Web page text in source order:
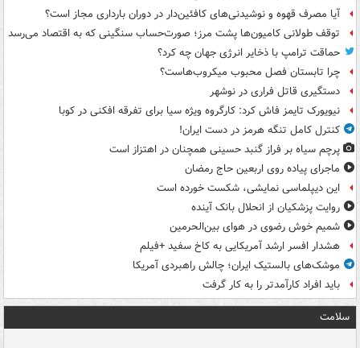
آیا مصرف قهوه و نوشیدنی‌های کافئین‌دار در دوران بارداری مجاز است؟
توقف طولانی کامیون‌ها پشت مرز؛ صورت‌حساب سنگینی که به اقتصاد می‌رسد
حماقت ترامپ با ذخایر انرژی جهان چه کرد؟
چرا تابستان فصل محبوب میکروب‌هاست؟
دستگیری قاتل فراری در نوشهر
نیویورک تایمز فاش کرد: کارگروه ویژه سیا برای تفرقه افکنی در کوبا
کنترل کامل تنگه هرمز در دست ایران!
پرچم سیاه بر فراز گنبد حسینی همچنان در اهتزاز است
ماجرای پیاده روی اربعین حاج رمضان
این دیپلماسی نمایشی، شکست خورده است
روایت پزشکیان از انحلال بانک آینده
شمیم خوش رضوی در هوای بین‌الحرمین
هشدار افسر ارشد آمریکایی به کاخ سفید +فیلم
موشک‌های بالستیک ایران؛ چالش راهبردی آمریکا
باید افراد کارآمدتر را به کار گرفت
سلامت